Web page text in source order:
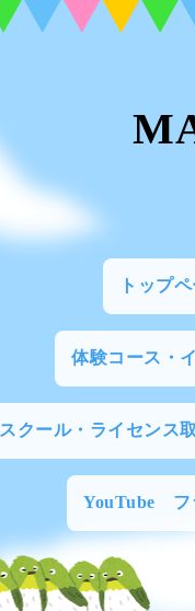
トップ
体験コース・
スクール・ライセンス
YouTube フ